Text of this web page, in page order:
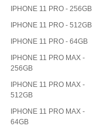
IPHONE 11 PRO - 256GB
IPHONE 11 PRO - 512GB
IPHONE 11 PRO - 64GB
IPHONE 11 PRO MAX -
256GB
IPHONE 11 PRO MAX -
512GB
IPHONE 11 PRO MAX -
64GB